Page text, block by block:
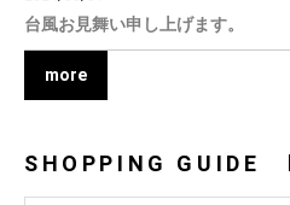
台風お見舞い申し上げます。
more
SHOPPING GUIDE